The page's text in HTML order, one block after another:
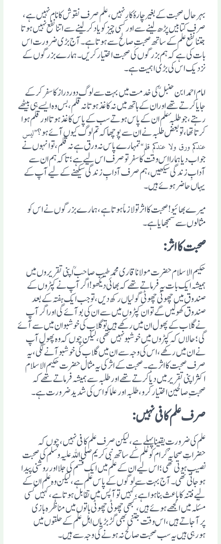
بہرحال صحبت کے بغیرچارہٴ کارنہیں، علم صرف نقوش کا نام نہیں ہے،
صرف کتابیں پڑھ لینے سے اورکسی چیز کو یاد کرلینے سے اتنا نفع نہیں ہوتا
جتنا نفع علم کے ساتھ صحبتِ صالح سے ہوتا ہے۔ آج بڑی ضرورت اس
بات کی ہے کہ ہم بزرگوں کی صحبت اختیارکریں۔ ہمارے بزرگوں کے
نزدیک اس کی بڑی اہمیت ہے۔
امام احمد ابن حنبلؒ کی خدمت میں بہت سے لوگ دوردراز کا سفر کرکے
جایا کرتے تھے اوران کے ہاتھ میں نہ کاغذ ہوتا نہ قلم ، بس وہ ایسے ہی بیٹھے
رہتے، جو طلبہٴ علم ان کے پاس ہوتے سب کے پاس کاغذ ہوتا اور قلم ہوا
کرتا تھا، تو بعض طلبہ نے ان سے پوچھا کہ تم لوگ کیوں آئے ہو؟”لیس
عندکم ورق ولا عندکم قلم“تمہارے پاس نہ ورق ہے نہ قلم، تو انہوں نے
جواب دیا ہمارا اس وقت کا سفرتو صرف اس لیے ہے ؛ تاکہ ہم ان سے
آدابِ زندگی سیکھیں، ہم صرف آدابِ زندگی سیکھنے کے لیے آپ کے
یہاں حاضر ہوئے ہیں۔
میرے بھائیو! صحبت کا اثرتولازماً ہوتا ہے، ہمارے بزرگوں نے اس کو
مثالوں سے سمجھایا ہے۔
صحبت کا اثر:
حکیم الاسلام حضرت مولانا قاری محمد طیب صاحبؒ اپنی تقریروں میں
ہمیشہ ایک بات یہ فرماتے تھے کہ بھائی دیکھو! اگرآپ نے کپڑوں کے
صندوق میں چھوٹی چھوٹی گولیاں رکھ دیں، تو جب ایک ہفتہ کے بعد
صندوق کھولیں گے تو ان کپڑوں میں سے ان کی بو آئے گی اوراگر آپ
نے گلاب کے پھول ان میں رکھے ہیں تو گلاب کی خوشبو ان میں سے آئے
گی؛ حالاں کہ کپڑوں میں خوشبو نہیں تھی، لیکن چوں کہ وہ پھول آپ
نے ان میں رکھے ، اس کی وجہ سے ان میں گلاب کی خوشبو آنے لگی، یہ
صرف صحبت کا اثر ہے۔ صحبت کے اثر کی یہ مثال حضرت حکیم الاسلام
اکثر اپنی تقریر میں دیا کرتے تھے اور طلبہ سے ہمیشہ فرماتے تھے کہ
صحبتِ صالحین اختیار کرو، طلبہ اورعلما کواس کی شدید ضرورت ہے۔
صرف علم کافی نہیں:
علم کی ضرورت یقینا پہلے ہے، لیکن صرف علم کافی نہیں، چوں کہ
حضراتِ صحابہٴ کرام کوعلم کے ساتھ نبی کریم صلی اللہ علیہ وسلم کی صحبت
نصیب ہوتی تھی؛ اس لیے ان کے علم میں ایک قسم کی جلا اور روشنی پیدا
ہوجاتی تھی۔ آج بہت سے لوگوں کے پاس علم ہے ، لیکن وہ علم ان کے
لیے فتنہ کا باعث بنا ہوا ہے، کہیں تو آپس میں تقابل ہوتا ہے، کہیں کسی
مسئلہ میں الجھے ہوئے ہیں، کبھی چھوٹی چھوٹی باتوں میں مناظرہ بازی
پرآجاتے ہیں، اس وقت جتنی بھی گڑبڑیاں اہلِ علم کے حلقوں میں
ہورہی ہیں یہ سب صحبت صالح نہ ہونے کی وجہ سے ہیں۔